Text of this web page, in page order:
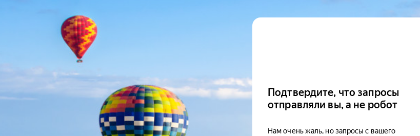
Подтвердите, что запросы
отправляли вы, а не робот
Нам очень жаль, но запросы с вашего